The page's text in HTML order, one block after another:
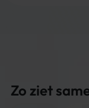
Zo ziet